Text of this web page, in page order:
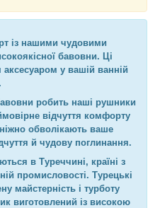
із нашими чудовими
бавовни. Ці
у вашій ванній
робить наші рушники
відчуття комфорту
обволікають ваше
й чудову поглинання.
в Туреччині, країні з
промисловості. Турецькі
майстерність і турботу
виготовлений із високою